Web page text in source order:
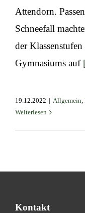
Attendorn.
Schneefall
der
Gymnasiums auf
19.12.2022 | Allgemein,
Weiterlesen
Kontakt